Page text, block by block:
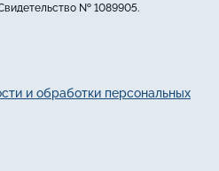
№ 1089905.
и обработки персональных